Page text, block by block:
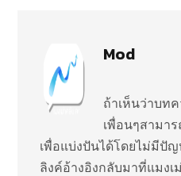
Mod
ถ้าเห็นว่าบท
เพื่อนๆสามา
เพื่อแบ่งปันได้โดยไม่มีปั
ลิงค์อ้างอิงกลับมาที่แมง